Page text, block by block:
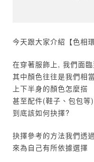
今天跟大家介紹【色相環
在穿著服飾上, 我們面
其中顏色往往是我們相
上下半身的顏色怎麼搭
甚至配件(鞋子、包包等
到底該如何抉擇?
抉擇參考的方法我們透
來為自己有所依據選擇